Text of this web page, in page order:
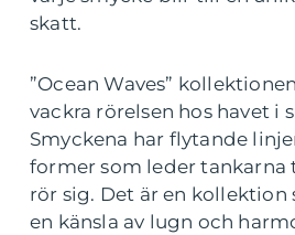
skatt.
”Ocean Waves”
vackra rörelsen hos havet i
Smyckena har flytande
former som leder tankarna
rör sig. Det är en kollektion
en känsla av lugn och